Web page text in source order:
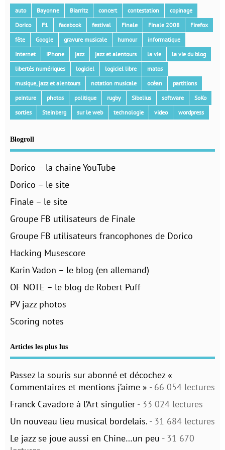
auto Bayonne Biarritz concert contestation
copinage
Dorico
F1 facebook festival Finale Finale 2008
Firefox
fête
Google gravure musicale humour
informatique
Internet
iPhone jazz jazz et alentours la vie
la vie du blog
libertés numériques
logiciel logiciel libre
matos
musique, jazz et alentours
notation musicale océan
partitions
peinture
photos politique rugby Sibelius software
SoKo
sorties
Steinberg sur le web technologie video wordpress
Blogroll
Dorico – la chaine YouTube
Dorico – le site
Finale – le site
Groupe FB utilisateurs de Finale
Groupe FB utilisateurs francophones de Dorico
Hacking Musescore
Karin Vadon – le blog (en allemand)
OF NOTE – le blog de Robert Puff
PV jazz photos
Scoring notes
Articles les plus lus
Passez la souris sur abonné et décochez «
Commentaires et mentions j’aime » - 66 054 lectures
Franck Cavadore à l’Art singulier - 33 024 lectures
Un nouveau lieu musical bordelais. - 31 684 lectures
Le jazz se joue aussi en Chine…un peu - 31 670